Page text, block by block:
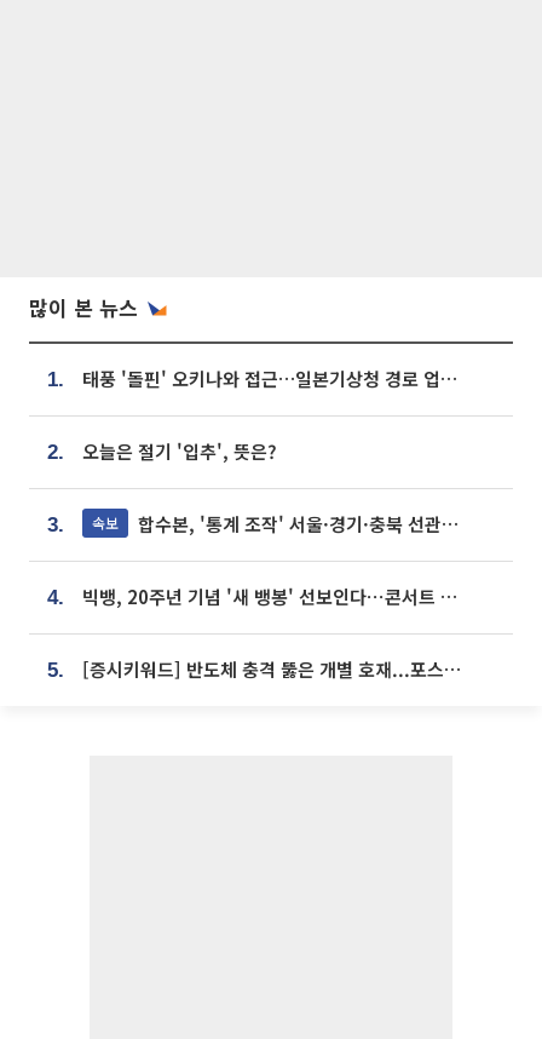
많이 본 뉴스
1. 태풍 '돌핀' 오키나와 접근…일본기상청 경로 업데이트
2. 오늘은 절기 '입추', 뜻은?
3. 속보 합수본, '통계 조작' 서울·경기·충북 선관위 등 추가 압수수색
4. 빅뱅, 20주년 기념 '새 뱅봉' 선보인다⋯콘서트 앞두고 팝업 개최
5. [증시키워드] 반도체 충격 뚫은 개별 호재...포스코퓨처엠·에코프로·한화솔루션 '눈길'